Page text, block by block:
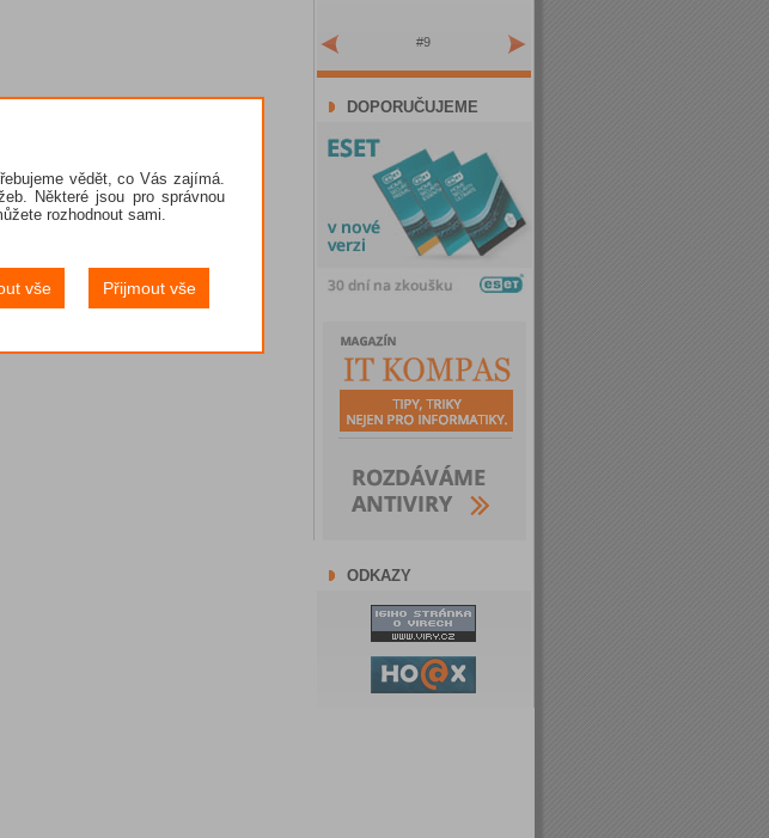
#9
DOPORUČUJEME
ODKAZY
vědět, co Vás zajímá.
Některé jsou pro správnou
rozhodnout sami.
vše Přijmout vše